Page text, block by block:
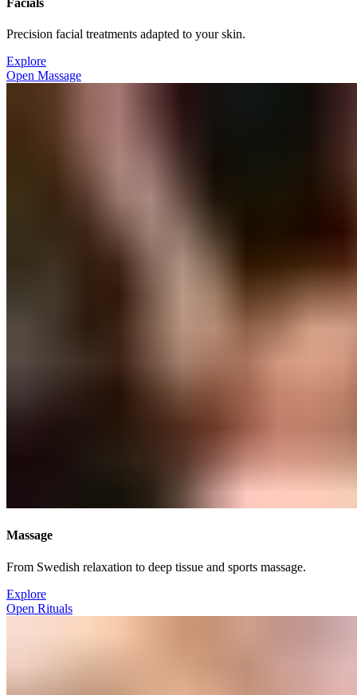
Precision facial treatments adapted to your skin.​​​​‌ ‍ ​‍​‍‌‍ ‌ ​‍‌‍‍‌‌‍‌ ‌‍‍‌‌‍ ‍​‍​‍​ ‍‍​‍​‍‌ ​ ‌‍​‌‌‍ ‍‌‍‍‌‌ ‌​‌ ‍‌​‍ ‍‌‍‍‌‌‍ ​‍​‍​‍ ​​‍​‍‌‍‍​‌ ​‍‌‍‌‌‌‍‌‍​‍​‍​ ‍‍​‍​‍‌‍‍​‌ ‌​‌ ‌​‌ ​​‌ ​ ​ ‍‍​‍ ​‍ ‌‍ ​​‍ ‌‌‍​‌‌‍ ‍‌‍‌​​‍ ‌‌ ​‍​‍ ‌‌‍‍​‌‍ ‌ ‌​‌‍‌‌‌‍ ​‌ ​ ​‍ ‌‌ ​ ‌ ‌​‌ ‌‌‌‍‌​‌‍‍‌‌‍ ​‍ ‍‌ ‌‍‌‍‌‌‌ ​‍‌‍​ ‌‍‌‌‌‍ ​​‍ ‍‌‍​‌‌ ​​‌ ​​​‍ ‌‍‍‌‌‍ ‍‌ ‌​‌‍‌‌‌‍ ‍‌ ‌​​‍ ‌‍‌‌‌‍‌​‌‍‍‌‌ ‌​​‍ ‌‍ ‌‌‍ ‌‍‌​‌‍‌‌​ ‌‌ ​​‌ ​‍‌‍‌‌‌ ​ ‌‍‌‌‌‍ ‍‌ ‌​‌‍​‌‌ ‌​‌‍‍‌‌‍ ‌‍ ‍​ ‍ ‌‍‍‌‌‍‌​​ ‌​ ​​​ ‌​​ ‌ ‌‍​‍​ ‌‍​ ​‍‌‍​‍​ ​‍​‍ ‌​ ​ ​ ​‍​ ‌‍​ ‌​​‍ ‌​ ‌​​ ​​​ ‍​‌‍‌​​‍ ‌‌‍​‍​ ‌ ‌‍​‍‌‍​ ​‍ ‌‌‍​ ​ ‌​‌‍​‌‌‍​‍‌‍‌‌​ ‌‌​ ‍‌​ ‌ ​ ‍‌​ ‍​‌‍‌‍​ ‍​​ ‍ ‌ ‌​‌ ‍‌‌ ​​‌‍‌‌​ ‌‌‍‍​‌‍ ‌ ‌​‌‍‌‌‌‍ ​‌‌​ ‌‍‍‌‌ ‌​‌‍‌‌‌‌​​‌‍​‌‌‍‌ ‌‍‌‌​ ‍ ‌ ​​‌‍​‌‌ ‌​‌‍‍​​ ‌‌ ​​‌‍​‌‌‍‌ ‌‍‌‌‌​​‍‌ ‌‌‌‍‍‌‌‍ ​‌‍‌​‌‍‌‌‌ ​‍​‍‌‌​ ‌‌‌​​‍‌‌ ‌‍‍ ‌‍‌‌‌ ‍‌​‍‌‌​ ​ ‌​‌​​‍‌‌​ ​ ‌​‌​​‍‌‌​ ​‍​ ​‍​ ‌‍​ ‌​‌‍‌​​ ​‍‌‍‌‍​ ‍​​ ​ ​ ‌‌‌‍‌‍‌‍‌‍‌‍‌‌​ ‌​​‍‌‌​ ​‍​ ​‍​‍‌‌​ ‌‌‌​‌​​‍ ‍‌‍​ ‌‍ ‌‍ ‍‌ ‌​‌‍‌‌‌‍ ‍‌ ‌​​‍‌‌​ ‌‌‌​​‍‌‌ ‌‍‍ ‌‍‌‌‌ ‍‌​‍‌‌​ ​ ‌​‌​​‍‌‌​ ​ ‌​‌​​‍‌‌​ ​‍​ ​‍‌‍‌‌​ ‍‌‌‍‌‍​ ‍‌​ ‍​‌‍‌‍​ ​‌​ ​ ​ ‌ ​ ‌ ‌‍‌‍‌‍​ ​‍‌‌​ ​‍​ ​‍​‍‌‌​ ‌‌‌​‌​​‍ ‍‌‍‌‌‌ ‍​‌‍​ ‌‍‌‌‌ ​‍‌ ​​‌ ‌​​ ‌‍​‍‌‍​‌‌ ​ ‌‍‌‌‌‌‌‌‌ ​‍‌‍ ​​ ‌‌‍‍​‌ ‌​‌ ‌​‌ ​​‌ ​ ​‍‌‌​ ​ ‌​​‌​‍‌‌​ ​‍‌​‌‍​‍‌‌​ ​‍‌​‌‍‌‍ ​​‍ ‌‌‍​‌‌‍ ‍‌‍‌​​‍ ‌‌ ​‍​‍ ‌‌‍‍​‌‍ ‌ ‌​‌‍‌‌‌‍ ​‌ ​ ​‍ ‌‌ ​ ‌ ‌​‌ ‌‌‌‍‌​‌‍‍‌‌‍ ​‍ ‍‌ ‌‍‌‍‌‌‌ ​‍‌‍​ ‌‍‌‌‌‍ ​​‍ ‍‌‍​‌‌ ​​‌ ​​​‍‌‍‌‍‍‌‌‍‌​​ ‌​ ​​​ ‌​​ ‌ ‌‍​‍​ ‌‍​ ​‍‌‍​‍​ ​‍​‍ ‌​ ​ ​ ​‍​ ‌‍​ ‌​​‍ ‌​ ‌​​ ​​​ ‍​‌‍‌​​‍ ‌‌‍​‍​ ‌ ‌‍​‍‌‍​ ​‍ ‌‌‍​ ​ ‌​‌‍​‌‌‍​‍‌‍‌‌​ ‌‌​ ‍‌​ ‌ ​ ‍‌​ ‍​‌‍‌‍​ ‍​​‍‌‍‌ ‌​‌ ‍‌‌ ​​‌‍‌‌​ ‌‌‍‍​‌‍ ‌ ‌​‌‍‌‌‌‍ ​‌‌​ ‌‍‍‌‌ ‌​‌‍‌‌‌‌​​‌‍​‌‌‍‌ ‌‍‌‌​‍‌‍‌ ​​‌‍​‌‌ ‌​‌‍‍​​ ‌‌ ​​‌‍​‌‌‍‌ ‌‍‌‌‌​​‍‌ ‌‌‌‍‍‌‌‍ ​‌‍‌​‌‍‌‌‌ ​‍​‍‌‌​ ‌‌‌​​‍‌‌ ‌‍‍ ‌‍‌‌‌ ‍‌​‍‌‌​ ​ ‌​‌​​‍‌‌​ ​ ‌​‌​​‍‌‌​ ​‍​ ​‍​ ‌‍​ ‌​‌‍‌​​ ​‍‌‍‌‍​ ‍​​ ​ ​ ‌‌‌‍‌‍‌‍‌‍‌‍‌‌​ ‌​​‍‌‌​ ​‍​ ​‍​‍‌‌​ ‌‌‌​‌​​‍ ‍‌‍​ ‌‍ ‌‍ ‍‌ ‌​‌‍‌‌‌‍ ‍‌ ‌​​‍‌‌​ ‌‌‌​​‍‌‌ ‌‍‍ ‌‍‌‌‌ ‍‌​‍‌‌​ ​ ‌​‌​​‍‌‌​ ​ ‌​‌​​‍‌‌​ ​‍​ ​‍‌‍‌‌​ ‍‌‌‍‌‍​ ‍‌​ ‍​‌‍‌‍​ ​‌​ ​ ​ ‌ ​ ‌ ‌‍‌‍‌‍​ ​‍‌‌​ ​‍​ ​‍​‍‌‌​ ‌‌‌​‌​​‍ ‍‌‍‌‌‌ ‍​‌‍​ ‌‍‌‌‌ ​‍‌ ​​‌ ‌​​‍‌‍‌ ​​‌‍‌‌‌ ​‍‌ ​ ‌ ​​‌‍‌‌‌‍​ ‌ ‌​‌‍‍‌‌ ‌‍‌‍‌‌​ ‌‌ ​​‌ ‌‌‌‍​‍‌‍ ​‌‍‍‌‌ ​ ‌‍‍​‌‍‌‌‌‍‌​​‍​‍‌ ‌
Explore​​​​‌ ‍ ​‍​‍‌‍ ‌ ​‍‌‍‍‌‌‍‌ ‌‍‍‌‌‍ ‍​‍​‍​ ‍‍​‍​‍‌ ​ ‌‍​‌‌‍ ‍‌‍‍‌‌ ‌​‌ ‍‌​‍ ‍‌‍‍‌‌‍ ​‍​‍​‍ ​​‍​‍‌‍‍​‌ ​‍‌‍‌‌‌‍‌‍​‍​‍​ ‍‍​‍​‍‌‍‍​‌ ‌​‌ ‌​‌ ​​‌ ​ ​ ‍‍​‍ ​‍ ‌‍ ​​‍ ‌‌‍​‌‌‍ ‍‌‍‌​​‍ ‌‌ ​‍​‍ ‌‌‍‍​‌‍ ‌ ‌​‌‍‌‌‌‍ ​‌ ​ ​‍ ‌‌ ​ ‌ ‌​‌ ‌‌‌‍‌​‌‍‍‌‌‍ ​‍ ‍‌ ‌‍‌‍‌‌‌ ​‍‌‍​ ‌‍‌‌‌‍ ​​‍ ‍‌‍​‌‌ ​​‌ ​​​‍ ‌‍‍‌‌‍ ‍‌ ‌​‌‍‌‌‌‍ ‍‌ ‌​​‍ ‌‍‌‌‌‍‌​‌‍‍‌‌ ‌​​‍ ‌‍ ‌‌‍ ‌‍‌​‌‍‌‌​ ‌‌ ​​‌ ​‍‌‍‌‌‌ ​ ‌‍‌‌‌‍ ‍‌ ‌​‌‍​‌‌ ‌​‌‍‍‌‌‍ ‌‍ ‍​ ‍ ‌‍‍‌‌‍‌​​ ‌​ ​​​ ‌​​ ‌ ‌‍​‍​ ‌‍​ ​‍‌‍​‍​ ​‍​‍ ‌​ ​ ​ ​‍​ ‌‍​ ‌​​‍ ‌​ ‌​​ ​​​ ‍​‌‍‌​​‍ ‌‌‍​‍​ ‌ ‌‍​‍‌‍​ ​‍ ‌‌‍​ ​ ‌​‌‍​‌‌‍​‍‌‍‌‌​ ‌‌​ ‍‌​ ‌ ​ ‍‌​ ‍​‌‍‌‍​ ‍​​ ‍ ‌ ‌​‌ ‍‌‌ ​​‌‍‌‌​ ‌‌‍‍​‌‍ ‌ ‌​‌‍‌‌‌‍ ​‌‌​ ‌‍‍‌‌ ‌​‌‍‌‌‌‌​​‌‍​‌‌‍‌ ‌‍‌‌​ ‍ ‌ ​​‌‍​‌‌ ‌​‌‍‍​​ ‌‌ ​​‌‍​‌‌‍‌ ‌‍‌‌‌​​‍‌ ‌‌‌‍‍‌‌‍ ​‌‍‌​‌‍‌‌‌ ​‍​‍‌‌​ ‌‌‌​​‍‌‌ ‌‍‍ ‌‍‌‌‌ ‍‌​‍‌‌​ ​ ‌​‌​​‍‌‌​ ​ ‌​‌​​‍‌‌​ ​‍​ ​‍​ ‌‍​ ‌​‌‍‌​​ ​‍‌‍‌‍​ ‍​​ ​ ​ ‌‌‌‍‌‍‌‍‌‍‌‍‌‌​ ‌​​‍‌‌​ ​‍​ ​‍​‍‌‌​ ‌‌‌​‌​​‍ ‍‌‍​ ‌‍ ‌‍ ‍‌ ‌​‌‍‌‌‌‍ ‍‌ ‌​​‍‌‌​ ‌‌‌​​‍‌‌ ‌‍‍ ‌‍‌‌‌ ‍‌​‍‌‌​ ​ ‌​‌​​‍‌‌​ ​ ‌​‌​​‍‌‌​ ​‍​ ​‍‌‍‌‌​ ‍‌‌‍‌‍​ ‍‌​ ‍​‌‍‌‍​ ​‌​ ​ ​ ‌ ​ ‌ ‌‍‌‍‌‍​ ​‍‌‌​ ​‍​ ​‍​‍‌‌​ ‌‌‌​‌​​‍ ‍‌ ​​‌ ​‍‌‍‍‌‌‍ ‌‌‍​‌‌ ​‍‌ ‍‌‌​​ ‌ ‌​‌‍​‌​‍ ‍‌‍ ​‌‍​‌‌‍​‍‌‍‌‌‌‍ ​​ ‌‍​‍‌‍​‌‌ ​ ‌‍‌‌‌‌‌‌‌ ​‍‌‍ ​​ ‌‌‍‍​‌ ‌​‌ ‌​‌ ​​‌ ​ ​‍‌‌​ ​ ‌​​‌​‍‌‌​ ​‍‌​‌‍​‍‌‌​ ​‍‌​‌‍‌‍ ​​‍ ‌‌‍​‌‌‍ ‍‌‍‌​​‍ ‌‌ ​‍​‍ ‌‌‍‍​‌‍ ‌ ‌​‌‍‌‌‌‍ ​‌ ​ ​‍ ‌‌ ​ ‌ ‌​‌ ‌‌‌‍‌​‌‍‍‌‌‍ ​‍ ‍‌ ‌‍‌‍‌‌‌ ​‍‌‍​ ‌‍‌‌‌‍ ​​‍ ‍‌‍​‌‌ ​​‌ ​​​‍‌‍‌‍‍‌‌‍‌​​ ‌​ ​​​ ‌​​ ‌ ‌‍​‍​ ‌‍​ ​‍‌‍​‍​ ​‍​‍ ‌​ ​ ​ ​‍​ ‌‍​ ‌​​‍ ‌​ ‌​​ ​​​ ‍​‌‍‌​​‍ ‌‌‍​‍​ ‌ ‌‍​‍‌‍​ ​‍ ‌‌‍​ ​ ‌​‌‍​‌‌‍​‍‌‍‌‌​ ‌‌​ ‍‌​ ‌ ​ ‍‌​ ‍​‌‍‌‍​ ‍​​‍‌‍‌ ‌​‌ ‍‌‌ ​​‌‍‌‌​ ‌‌‍‍​‌‍ ‌ ‌​‌‍‌‌‌‍ ​‌‌​ ‌‍‍‌‌ ‌​‌‍‌‌‌‌​​‌‍​‌‌‍‌ ‌‍‌‌​‍‌‍‌ ​​‌‍​‌‌ ‌​‌‍‍​​ ‌‌ ​​‌‍​‌‌‍‌ ‌‍‌‌‌​​‍‌ ‌‌‌‍‍‌‌‍ ​‌‍‌​‌‍‌‌‌ ​‍​‍‌‌​ ‌‌‌​​‍‌‌ ‌‍‍ ‌‍‌‌‌ ‍‌​‍‌‌​ ​ ‌​‌​​‍‌‌​ ​ ‌​‌​​‍‌‌​ ​‍​ ​‍​ ‌‍​ ‌​‌‍‌​​ ​‍‌‍‌‍​ ‍​​ ​ ​ ‌‌‌‍‌‍‌‍‌‍‌‍‌‌​ ‌​​‍‌‌​ ​‍​ ​‍​‍‌‌​ ‌‌‌​‌​​‍ ‍‌‍​ ‌‍ ‌‍ ‍‌ ‌​‌‍‌‌‌‍ ‍‌ ‌​​‍‌‌​ ‌‌‌​​‍‌‌ ‌‍‍ ‌‍‌‌‌ ‍‌​‍‌‌​ ​ ‌​‌​​‍‌‌​ ​ ‌​‌​​‍‌‌​ ​‍​ ​‍‌‍‌‌​ ‍‌‌‍‌‍​ ‍‌​ ‍​‌‍‌‍​ ​‌​ ​ ​ ‌ ​ ‌ ‌‍‌‍‌‍​ ​‍‌‌​ ​‍​ ​‍​‍‌‌​ ‌‌‌​‌​​‍ ‍‌ ​​‌ ​‍‌‍‍‌‌‍ ‌‌‍​‌‌ ​‍‌ ‍‌‌​​ ‌ ‌​‌‍​‌​‍ ‍‌‍ ​‌‍​‌‌‍​‍‌‍‌‌‌‍ ​​‍‌‍‌ ​​‌‍‌‌‌ ​‍‌ ​ ‌ ​​‌‍‌‌‌‍​ ‌ ‌​‌‍‍‌‌ ‌‍‌‍‌‌​ ‌‌ ​​‌ ‌‌‌‍​‍‌‍ ​‌‍‍‌‌ ​ ‌‍‍​‌‍‌‌‌‍‌​​‍​‍‌ ‌
Open Massage​​​​‌ ‍ ​‍​‍‌‍ ‌ ​‍‌‍‍‌‌‍‌ ‌‍‍‌‌‍ ‍​‍​‍​ ‍‍​‍​‍‌ ​ ‌‍​‌‌‍ ‍‌‍‍‌‌ ‌​‌ ‍‌​‍ ‍‌‍‍‌‌‍ ​‍​‍​‍ ​​‍​‍‌‍‍​‌ ​‍‌‍‌‌‌‍‌‍​‍​‍​ ‍‍​‍​‍‌‍‍​‌ ‌​‌ ‌​‌ ​​‌ ​ ​ ‍‍​‍ ​‍ ‌‍ ​​‍ ‌‌‍​‌‌‍ ‍‌‍‌​​‍ ‌‌ ​‍​‍ ‌‌‍‍​‌‍ ‌ ‌​‌‍‌‌‌‍ ​‌ ​ ​‍ ‌‌ ​ ‌ ‌​‌ ‌‌‌‍‌​‌‍‍‌‌‍ ​‍ ‍‌ ‌‍‌‍‌‌‌ ​‍‌‍​ ‌‍‌‌‌‍ ​​‍ ‍‌‍​‌‌ ​​‌ ​​​‍ ‌‍‍‌‌‍ ‍‌ ‌​‌‍‌‌‌‍ ‍‌ ‌​​‍ ‌‍‌‌‌‍‌​‌‍‍‌‌ ‌​​‍ ‌‍ ‌‌‍ ‌‍‌​‌‍‌‌​ ‌‌ ​​‌ ​‍‌‍‌‌‌ ​ ‌‍‌‌‌‍ ‍‌ ‌​‌‍​‌‌ ‌​‌‍‍‌‌‍ ‌‍ ‍​ ‍ ‌‍‍‌‌‍‌​​ ‌​ ​​​ ‌​​ ‌ ‌‍​‍​ ‌‍​ ​‍‌‍​‍​ ​‍​‍ ‌​ ​ ​ ​‍​ ‌‍​ ‌​​‍ ‌​ ‌​​ ​​​ ‍​‌‍‌​​‍ ‌‌‍​‍​ ‌ ‌‍​‍‌‍​ ​‍ ‌‌‍​ ​ ‌​‌‍​‌‌‍​‍‌‍‌‌​ ‌‌​ ‍‌​ ‌ ​ ‍‌​ ‍​‌‍‌‍​ ‍​​ ‍ ‌ ‌​‌ ‍‌‌ ​​‌‍‌‌​ ‌‌‍‍​‌‍ ‌ ‌​‌‍‌‌‌‍ ​‌‌​ ‌‍‍‌‌ ‌​‌‍‌‌‌‌​​‌‍​‌‌‍‌ ‌‍‌‌​ ‍ ‌ ​​‌‍​‌‌ ‌​‌‍‍​​ ‌‌ ​​‌‍​‌‌‍‌ ‌‍‌‌‌​​‍‌ ‌‌‌‍‍‌‌‍ ​‌‍‌​‌‍‌‌‌ ​‍​‍‌‌​ ‌‌‌​​‍‌‌ ‌‍‍ ‌‍‌‌‌ ‍‌​‍‌‌​ ​ ‌​‌​​‍‌‌​ ​ ‌​‌​​‍‌‌​ ​‍​ ​‍​ ‌‍​ ‌​‌‍‌​​ ​‍‌‍‌‍​ ‍​​ ​ ​ ‌‌‌‍‌‍‌‍‌‍‌‍‌‌​ ‌​​‍‌‌​ ​‍​ ​‍​‍‌‌​ ‌‌‌​‌​​‍ ‍‌‍​ ‌‍ ‌‍ ‍‌ ‌​‌‍‌‌‌‍ ‍‌ ‌​​‍‌‌​ ‌‌‌​​‍‌‌ ‌‍‍ ‌‍‌‌‌ ‍‌​‍‌‌​ ​ ‌​‌​​‍‌‌​ ​ ‌​‌​​‍‌‌​ ​‍​ ​‍​ ​ ‌‍‌​‌‍​‌​ ​ ​ ‍​​ ​​‌‍​‌‌‍​‍​ ‌‍​ ​​‌‍‌‌​ ‌ ​‍‌‌​ ​‍​ ​‍​‍‌‌​ ‌‌‌​‌​​‍ ‍‌ ‌​‌‍‍‌‌ ‌​‌‍ ​‌‍‌‌​ ‌‍​‍‌‍​‌‌ ​ ‌‍‌‌‌‌‌‌‌ ​‍‌‍ ​​ ‌‌‍‍​‌ ‌​‌ ‌​‌ ​​‌ ​ ​‍‌‌​ ​ ‌​​‌​‍‌‌​ ​‍‌​‌‍​‍‌‌​ ​‍‌​‌‍‌‍ ​​‍ ‌‌‍​‌‌‍ ‍‌‍‌​​‍ ‌‌ ​‍​‍ ‌‌‍‍​‌‍ ‌ ‌​‌‍‌‌‌‍ ​‌ ​ ​‍ ‌‌ ​ ‌ ‌​‌ ‌‌‌‍‌​‌‍‍‌‌‍ ​‍ ‍‌ ‌‍‌‍‌‌‌ ​‍‌‍​ ‌‍‌‌‌‍ ​​‍ ‍‌‍​‌‌ ​​‌ ​​​‍‌‍‌‍‍‌‌‍‌​​ ‌​ ​​​ ‌​​ ‌ ‌‍​‍​ ‌‍​ ​‍‌‍​‍​ ​‍​‍ ‌​ ​ ​ ​‍​ ‌‍​ ‌​​‍ ‌​ ‌​​ ​​​ ‍​‌‍‌​​‍ ‌‌‍​‍​ ‌ ‌‍​‍‌‍​ ​‍ ‌‌‍​ ​ ‌​‌‍​‌‌‍​‍‌‍‌‌​ ‌‌​ ‍‌​ ‌ ​ ‍‌​ ‍​‌‍‌‍​ ‍​​‍‌‍‌ ‌​‌ ‍‌‌ ​​‌‍‌‌​ ‌‌‍‍​‌‍ ‌ ‌​‌‍‌‌‌‍ ​‌‌​ ‌‍‍‌‌ ‌​‌‍‌‌‌‌​​‌‍​‌‌‍‌ ‌‍‌‌​‍‌‍‌ ​​‌‍​‌‌ ‌​‌‍‍​​ ‌‌ ​​‌‍​‌‌‍‌ ‌‍‌‌‌​​‍‌ ‌‌‌‍‍‌‌‍ ​‌‍‌​‌‍‌‌‌ ​‍​‍‌‌​ ‌‌‌​​‍‌‌ ‌‍‍ ‌‍‌‌‌ ‍‌​‍‌‌​ ​ ‌​‌​​‍‌‌​ ​ ‌​‌​​‍‌‌​ ​‍​ ​‍​ ‌‍​ ‌​‌‍‌​​ ​‍‌‍‌‍​ ‍​​ ​ ​ ‌‌‌‍‌‍‌‍‌‍‌‍‌‌​ ‌​​‍‌‌​ ​‍​ ​‍​‍‌‌​ ‌‌‌​‌​​‍ ‍‌‍​ ‌‍ ‌‍ ‍‌ ‌​‌‍‌‌‌‍ ‍‌ ‌​​‍‌‌​ ‌‌‌​​‍‌‌ ‌‍‍ ‌‍‌‌‌ ‍‌​‍‌‌​ ​ ‌​‌​​‍‌‌​ ​ ‌​‌​​‍‌‌​ ​‍​ ​‍​ ​ ‌‍‌​‌‍​‌​ ​ ​ ‍​​ ​​‌‍​‌‌‍​‍​ ‌‍​ ​​‌‍‌‌​ ‌ ​‍‌‌​ ​‍​ ​‍​‍‌‌​ ‌‌‌​‌​​‍ ‍‌ ‌​‌‍‍‌‌ ‌​‌‍ ​‌‍‌‌​‍‌‍‌ ​​‌‍‌‌‌ ​‍‌ ​ ‌ ​​‌‍‌‌‌‍​ ‌ ‌​‌‍‍‌‌ ‌‍‌‍‌‌​ ‌‌ ​​‌ ‌‌‌‍​‍‌‍ ​‌‍‍‌‌ ​ ‌‍‍​‌‍‌‌‌‍‌​​‍​‍‌ ‌
Massage​​​​‌ ‍ ​‍​‍‌‍ ‌ ​‍‌‍‍‌‌‍‌ ‌‍‍‌‌‍ ‍​‍​‍​ ‍‍​‍​‍‌ ​ ‌‍​‌‌‍ ‍‌‍‍‌‌ ‌​‌ ‍‌​‍ ‍‌‍‍‌‌‍ ​‍​‍​‍ ​​‍​‍‌‍‍​‌ ​‍‌‍‌‌‌‍‌‍​‍​‍​ ‍‍​‍​‍‌‍‍​‌ ‌​‌ ‌​‌ ​​‌ ​ ​ ‍‍​‍ ​‍ ‌‍ ​​‍ ‌‌‍​‌‌‍ ‍‌‍‌​​‍ ‌‌ ​‍​‍ ‌‌‍‍​‌‍ ‌ ‌​‌‍‌‌‌‍ ​‌ ​ ​‍ ‌‌ ​ ‌ ‌​‌ ‌‌‌‍‌​‌‍‍‌‌‍ ​‍ ‍‌ ‌‍‌‍‌‌‌ ​‍‌‍​ ‌‍‌‌‌‍ ​​‍ ‍‌‍​‌‌ ​​‌ ​​​‍ ‌‍‍‌‌‍ ‍‌ ‌​‌‍‌‌‌‍ ‍‌ ‌​​‍ ‌‍‌‌‌‍‌​‌‍‍‌‌ ‌​​‍ ‌‍ ‌‌‍ ‌‍‌​‌‍‌‌​ ‌‌ ​​‌ ​‍‌‍‌‌‌ ​ ‌‍‌‌‌‍ ‍‌ ‌​‌‍​‌‌ ‌​‌‍‍‌‌‍ ‌‍ ‍​ ‍ ‌‍‍‌‌‍‌​​ ‌​ ​​​ ‌​​ ‌ ‌‍​‍​ ‌‍​ ​‍‌‍​‍​ ​‍​‍ ‌​ ​ ​ ​‍​ ‌‍​ ‌​​‍ ‌​ ‌​​ ​​​ ‍​‌‍‌​​‍ ‌‌‍​‍​ ‌ ‌‍​‍‌‍​ ​‍ ‌‌‍​ ​ ‌​‌‍​‌‌‍​‍‌‍‌‌​ ‌‌​ ‍‌​ ‌ ​ ‍‌​ ‍​‌‍‌‍​ ‍​​ ‍ ‌ ‌​‌ ‍‌‌ ​​‌‍‌‌​ ‌‌‍‍​‌‍ ‌ ‌​‌‍‌‌‌‍ ​‌‌​ ‌‍‍‌‌ ‌​‌‍‌‌‌‌​​‌‍​‌‌‍‌ ‌‍‌‌​ ‍ ‌ ​​‌‍​‌‌ ‌​‌‍‍​​ ‌‌ ​​‌‍​‌‌‍‌ ‌‍‌‌‌​​‍‌ ‌‌‌‍‍‌‌‍ ​‌‍‌​‌‍‌‌‌ ​‍​‍‌‌​ ‌‌‌​​‍‌‌ ‌‍‍ ‌‍‌‌‌ ‍‌​‍‌‌​ ​ ‌​‌​​‍‌‌​ ​ ‌​‌​​‍‌‌​ ​‍​ ​‍​ ‌‍​ ‌​‌‍‌​​ ​‍‌‍‌‍​ ‍​​ ​ ​ ‌‌‌‍‌‍‌‍‌‍‌‍‌‌​ ‌​​‍‌‌​ ​‍​ ​‍​‍‌‌​ ‌‌‌​‌​​‍ ‍‌‍​ ‌‍ ‌‍ ‍‌ ‌​‌‍‌‌‌‍ ‍‌ ‌​​‍‌‌​ ‌‌‌​​‍‌‌ ‌‍‍ ‌‍‌‌‌ ‍‌​‍‌‌​ ​ ‌​‌​​‍‌‌​ ​ ‌​‌​​‍‌‌​ ​‍​ ​‍​ ​ ‌‍‌​‌‍​‌​ ​ ​ ‍​​ ​​‌‍​‌‌‍​‍​ ‌‍​ ​​‌‍‌‌​ ‌ ​‍‌‌​ ​‍​ ​‍​‍‌‌​ ‌‌‌​‌​​‍ ‍‌ ‌​‌‍‍‌‌ ‌​‌‍ ​‌‍‌‌​ ‌‍​‍‌‍​‌‌ ​ ‌‍‌‌‌‌‌‌‌ ​‍‌‍ ​​ ‌‌‍‍​‌ ‌​‌ ‌​‌ ​​‌ ​ ​‍‌‌​ ​ ‌​​‌​‍‌‌​ ​‍‌​‌‍​‍‌‌​ ​‍‌​‌‍‌‍ ​​‍ ‌‌‍​‌‌‍ ‍‌‍‌​​‍ ‌‌ ​‍​‍ ‌‌‍‍​‌‍ ‌ ‌​‌‍‌‌‌‍ ​‌ ​ ​‍ ‌‌ ​ ‌ ‌​‌ ‌‌‌‍‌​‌‍‍‌‌‍ ​‍ ‍‌ ‌‍‌‍‌‌‌ ​‍‌‍​ ‌‍‌‌‌‍ ​​‍ ‍‌‍​‌‌ ​​‌ ​​​‍‌‍‌‍‍‌‌‍‌​​ ‌​ ​​​ ‌​​ ‌ ‌‍​‍​ ‌‍​ ​‍‌‍​‍​ ​‍​‍ ‌​ ​ ​ ​‍​ ‌‍​ ‌​​‍ ‌​ ‌​​ ​​​ ‍​‌‍‌​​‍ ‌‌‍​‍​ ‌ ‌‍​‍‌‍​ ​‍ ‌‌‍​ ​ ‌​‌‍​‌‌‍​‍‌‍‌‌​ ‌‌​ ‍‌​ ‌ ​ ‍‌​ ‍​‌‍‌‍​ ‍​​‍‌‍‌ ‌​‌ ‍‌‌ ​​‌‍‌‌​ ‌‌‍‍​‌‍ ‌ ‌​‌‍‌‌‌‍ ​‌‌​ ‌‍‍‌‌ ‌​‌‍‌‌‌‌​​‌‍​‌‌‍‌ ‌‍‌‌​‍‌‍‌ ​​‌‍​‌‌ ‌​‌‍‍​​ ‌‌ ​​‌‍​‌‌‍‌ ‌‍‌‌‌​​‍‌ ‌‌‌‍‍‌‌‍ ​‌‍‌​‌‍‌‌‌ ​‍​‍‌‌​ ‌‌‌​​‍‌‌ ‌‍‍ ‌‍‌‌‌ ‍‌​‍‌‌​ ​ ‌​‌​​‍‌‌​ ​ ‌​‌​​‍‌‌​ ​‍​ ​‍​ ‌‍​ ‌​‌‍‌​​ ​‍‌‍‌‍​ ‍​​ ​ ​ ‌‌‌‍‌‍‌‍‌‍‌‍‌‌​ ‌​​‍‌‌​ ​‍​ ​‍​‍‌‌​ ‌‌‌​‌​​‍ ‍‌‍​ ‌‍ ‌‍ ‍‌ ‌​‌‍‌‌‌‍ ‍‌ ‌​​‍‌‌​ ‌‌‌​​‍‌‌ ‌‍‍ ‌‍‌‌‌ ‍‌​‍‌‌​ ​ ‌​‌​​‍‌‌​ ​ ‌​‌​​‍‌‌​ ​‍​ ​‍​ ​ ‌‍‌​‌‍​‌​ ​ ​ ‍​​ ​​‌‍​‌‌‍​‍​ ‌‍​ ​​‌‍‌‌​ ‌ ​‍‌‌​ ​‍​ ​‍​‍‌‌​ ‌‌‌​‌​​‍ ‍‌ ‌​‌‍‍‌‌ ‌​‌‍ ​‌‍‌‌​‍‌‍‌ ​​‌‍‌‌‌ ​‍‌ ​ ‌ ​​‌‍‌‌‌‍​ ‌ ‌​‌‍‍‌‌ ‌‍‌‍‌‌​ ‌‌ ​​‌ ‌‌‌‍​‍‌‍ ​‌‍‍‌‌ ​ ‌‍‍​‌‍‌‌‌‍‌​​‍​‍‌ ‌
From Swedish relaxation to deep tissue and sports massage.​​​​‌ ‍ ​‍​‍‌‍ ‌ ​‍‌‍‍‌‌‍‌ ‌‍‍‌‌‍ ‍​‍​‍​ ‍‍​‍​‍‌ ​ ‌‍​‌‌‍ ‍‌‍‍‌‌ ‌​‌ ‍‌​‍ ‍‌‍‍‌‌‍ ​‍​‍​‍ ​​‍​‍‌‍‍​‌ ​‍‌‍‌‌‌‍‌‍​‍​‍​ ‍‍​‍​‍‌‍‍​‌ ‌​‌ ‌​‌ ​​‌ ​ ​ ‍‍​‍ ​‍ ‌‍ ​​‍ ‌‌‍​‌‌‍ ‍‌‍‌​​‍ ‌‌ ​‍​‍ ‌‌‍‍​‌‍ ‌ ‌​‌‍‌‌‌‍ ​‌ ​ ​‍ ‌‌ ​ ‌ ‌​‌ ‌‌‌‍‌​‌‍‍‌‌‍ ​‍ ‍‌ ‌‍‌‍‌‌‌ ​‍‌‍​ ‌‍‌‌‌‍ ​​‍ ‍‌‍​‌‌ ​​‌ ​​​‍ ‌‍‍‌‌‍ ‍‌ ‌​‌‍‌‌‌‍ ‍‌ ‌​​‍ ‌‍‌‌‌‍‌​‌‍‍‌‌ ‌​​‍ ‌‍ ‌‌‍ ‌‍‌​‌‍‌‌​ ‌‌ ​​‌ ​‍‌‍‌‌‌ ​ ‌‍‌‌‌‍ ‍‌ ‌​‌‍​‌‌ ‌​‌‍‍‌‌‍ ‌‍ ‍​ ‍ ‌‍‍‌‌‍‌​​ ‌​ ​​​ ‌​​ ‌ ‌‍​‍​ ‌‍​ ​‍‌‍​‍​ ​‍​‍ ‌​ ​ ​ ​‍​ ‌‍​ ‌​​‍ ‌​ ‌​​ ​​​ ‍​‌‍‌​​‍ ‌‌‍​‍​ ‌ ‌‍​‍‌‍​ ​‍ ‌‌‍​ ​ ‌​‌‍​‌‌‍​‍‌‍‌‌​ ‌‌​ ‍‌​ ‌ ​ ‍‌​ ‍​‌‍‌‍​ ‍​​ ‍ ‌ ‌​‌ ‍‌‌ ​​‌‍‌‌​ ‌‌‍‍​‌‍ ‌ ‌​‌‍‌‌‌‍ ​‌‌​ ‌‍‍‌‌ ‌​‌‍‌‌‌‌​​‌‍​‌‌‍‌ ‌‍‌‌​ ‍ ‌ ​​‌‍​‌‌ ‌​‌‍‍​​ ‌‌ ​​‌‍​‌‌‍‌ ‌‍‌‌‌​​‍‌ ‌‌‌‍‍‌‌‍ ​‌‍‌​‌‍‌‌‌ ​‍​‍‌‌​ ‌‌‌​​‍‌‌ ‌‍‍ ‌‍‌‌‌ ‍‌​‍‌‌​ ​ ‌​‌​​‍‌‌​ ​ ‌​‌​​‍‌‌​ ​‍​ ​‍​ ‌‍​ ‌​‌‍‌​​ ​‍‌‍‌‍​ ‍​​ ​ ​ ‌‌‌‍‌‍‌‍‌‍‌‍‌‌​ ‌​​‍‌‌​ ​‍​ ​‍​‍‌‌​ ‌‌‌​‌​​‍ ‍‌‍​ ‌‍ ‌‍ ‍‌ ‌​‌‍‌‌‌‍ ‍‌ ‌​​‍‌‌​ ‌‌‌​​‍‌‌ ‌‍‍ ‌‍‌‌‌ ‍‌​‍‌‌​ ​ ‌​‌​​‍‌‌​ ​ ‌​‌​​‍‌‌​ ​‍​ ​‍​ ​ ‌‍‌​‌‍​‌​ ​ ​ ‍​​ ​​‌‍​‌‌‍​‍​ ‌‍​ ​​‌‍‌‌​ ‌ ​‍‌‌​ ​‍​ ​‍​‍‌‌​ ‌‌‌​‌​​‍ ‍‌‍‌‌‌ ‍​‌‍​ ‌‍‌‌‌ ​‍‌ ​​‌ ‌​​ ‌‍​‍‌‍​‌‌ ​ ‌‍‌‌‌‌‌‌‌ ​‍‌‍ ​​ ‌‌‍‍​‌ ‌​‌ ‌​‌ ​​‌ ​ ​‍‌‌​ ​ ‌​​‌​‍‌‌​ ​‍‌​‌‍​‍‌‌​ ​‍‌​‌‍‌‍ ​​‍ ‌‌‍​‌‌‍ ‍‌‍‌​​‍ ‌‌ ​‍​‍ ‌‌‍‍​‌‍ ‌ ‌​‌‍‌‌‌‍ ​‌ ​ ​‍ ‌‌ ​ ‌ ‌​‌ ‌‌‌‍‌​‌‍‍‌‌‍ ​‍ ‍‌ ‌‍‌‍‌‌‌ ​‍‌‍​ ‌‍‌‌‌‍ ​​‍ ‍‌‍​‌‌ ​​‌ ​​​‍‌‍‌‍‍‌‌‍‌​​ ‌​ ​​​ ‌​​ ‌ ‌‍​‍​ ‌‍​ ​‍‌‍​‍​ ​‍​‍ ‌​ ​ ​ ​‍​ ‌‍​ ‌​​‍ ‌​ ‌​​ ​​​ ‍​‌‍‌​​‍ ‌‌‍​‍​ ‌ ‌‍​‍‌‍​ ​‍ ‌‌‍​ ​ ‌​‌‍​‌‌‍​‍‌‍‌‌​ ‌‌​ ‍‌​ ‌ ​ ‍‌​ ‍​‌‍‌‍​ ‍​​‍‌‍‌ ‌​‌ ‍‌‌ ​​‌‍‌‌​ ‌‌‍‍​‌‍ ‌ ‌​‌‍‌‌‌‍ ​‌‌​ ‌‍‍‌‌ ‌​‌‍‌‌‌‌​​‌‍​‌‌‍‌ ‌‍‌‌​‍‌‍‌ ​​‌‍​‌‌ ‌​‌‍‍​​ ‌‌ ​​‌‍​‌‌‍‌ ‌‍‌‌‌​​‍‌ ‌‌‌‍‍‌‌‍ ​‌‍‌​‌‍‌‌‌ ​‍​‍‌‌​ ‌‌‌​​‍‌‌ ‌‍‍ ‌‍‌‌‌ ‍‌​‍‌‌​ ​ ‌​‌​​‍‌‌​ ​ ‌​‌​​‍‌‌​ ​‍​ ​‍​ ‌‍​ ‌​‌‍‌​​ ​‍‌‍‌‍​ ‍​​ ​ ​ ‌‌‌‍‌‍‌‍‌‍‌‍‌‌​ ‌​​‍‌‌​ ​‍​ ​‍​‍‌‌​ ‌‌‌​‌​​‍ ‍‌‍​ ‌‍ ‌‍ ‍‌ ‌​‌‍‌‌‌‍ ‍‌ ‌​​‍‌‌​ ‌‌‌​​‍‌‌ ‌‍‍ ‌‍‌‌‌ ‍‌​‍‌‌​ ​ ‌​‌​​‍‌‌​ ​ ‌​‌​​‍‌‌​ ​‍​ ​‍​ ​ ‌‍‌​‌‍​‌​ ​ ​ ‍​​ ​​‌‍​‌‌‍​‍​ ‌‍​ ​​‌‍‌‌​ ‌ ​‍‌‌​ ​‍​ ​‍​‍‌‌​ ‌‌‌​‌​​‍ ‍‌‍‌‌‌ ‍​‌‍​ ‌‍‌‌‌ ​‍‌ ​​‌ ‌​​‍‌‍‌ ​​‌‍‌‌‌ ​‍‌ ​ ‌ ​​‌‍‌‌‌‍​ ‌ ‌​‌‍‍‌‌ ‌‍‌‍‌‌​ ‌‌ ​​‌ ‌‌‌‍​‍‌‍ ​‌‍‍‌‌ ​ ‌‍‍​‌‍‌‌‌‍‌​​‍​‍‌ ‌
Explore​​​​‌ ‍ ​‍​‍‌‍ ‌ ​‍‌‍‍‌‌‍‌ ‌‍‍‌‌‍ ‍​‍​‍​ ‍‍​‍​‍‌ ​ ‌‍​‌‌‍ ‍‌‍‍‌‌ ‌​‌ ‍‌​‍ ‍‌‍‍‌‌‍ ​‍​‍​‍ ​​‍​‍‌‍‍​‌ ​‍‌‍‌‌‌‍‌‍​‍​‍​ ‍‍​‍​‍‌‍‍​‌ ‌​‌ ‌​‌ ​​‌ ​ ​ ‍‍​‍ ​‍ ‌‍ ​​‍ ‌‌‍​‌‌‍ ‍‌‍‌​​‍ ‌‌ ​‍​‍ ‌‌‍‍​‌‍ ‌ ‌​‌‍‌‌‌‍ ​‌ ​ ​‍ ‌‌ ​ ‌ ‌​‌ ‌‌‌‍‌​‌‍‍‌‌‍ ​‍ ‍‌ ‌‍‌‍‌‌‌ ​‍‌‍​ ‌‍‌‌‌‍ ​​‍ ‍‌‍​‌‌ ​​‌ ​​​‍ ‌‍‍‌‌‍ ‍‌ ‌​‌‍‌‌‌‍ ‍‌ ‌​​‍ ‌‍‌‌‌‍‌​‌‍‍‌‌ ‌​​‍ ‌‍ ‌‌‍ ‌‍‌​‌‍‌‌​ ‌‌ ​​‌ ​‍‌‍‌‌‌ ​ ‌‍‌‌‌‍ ‍‌ ‌​‌‍​‌‌ ‌​‌‍‍‌‌‍ ‌‍ ‍​ ‍ ‌‍‍‌‌‍‌​​ ‌​ ​​​ ‌​​ ‌ ‌‍​‍​ ‌‍​ ​‍‌‍​‍​ ​‍​‍ ‌​ ​ ​ ​‍​ ‌‍​ ‌​​‍ ‌​ ‌​​ ​​​ ‍​‌‍‌​​‍ ‌‌‍​‍​ ‌ ‌‍​‍‌‍​ ​‍ ‌‌‍​ ​ ‌​‌‍​‌‌‍​‍‌‍‌‌​ ‌‌​ ‍‌​ ‌ ​ ‍‌​ ‍​‌‍‌‍​ ‍​​ ‍ ‌ ‌​‌ ‍‌‌ ​​‌‍‌‌​ ‌‌‍‍​‌‍ ‌ ‌​‌‍‌‌‌‍ ​‌‌​ ‌‍‍‌‌ ‌​‌‍‌‌‌‌​​‌‍​‌‌‍‌ ‌‍‌‌​ ‍ ‌ ​​‌‍​‌‌ ‌​‌‍‍​​ ‌‌ ​​‌‍​‌‌‍‌ ‌‍‌‌‌​​‍‌ ‌‌‌‍‍‌‌‍ ​‌‍‌​‌‍‌‌‌ ​‍​‍‌‌​ ‌‌‌​​‍‌‌ ‌‍‍ ‌‍‌‌‌ ‍‌​‍‌‌​ ​ ‌​‌​​‍‌‌​ ​ ‌​‌​​‍‌‌​ ​‍​ ​‍​ ‌‍​ ‌​‌‍‌​​ ​‍‌‍‌‍​ ‍​​ ​ ​ ‌‌‌‍‌‍‌‍‌‍‌‍‌‌​ ‌​​‍‌‌​ ​‍​ ​‍​‍‌‌​ ‌‌‌​‌​​‍ ‍‌‍​ ‌‍ ‌‍ ‍‌ ‌​‌‍‌‌‌‍ ‍‌ ‌​​‍‌‌​ ‌‌‌​​‍‌‌ ‌‍‍ ‌‍‌‌‌ ‍‌​‍‌‌​ ​ ‌​‌​​‍‌‌​ ​ ‌​‌​​‍‌‌​ ​‍​ ​‍​ ​ ‌‍‌​‌‍​‌​ ​ ​ ‍​​ ​​‌‍​‌‌‍​‍​ ‌‍​ ​​‌‍‌‌​ ‌ ​‍‌‌​ ​‍​ ​‍​‍‌‌​ ‌‌‌​‌​​‍ ‍‌ ​​‌ ​‍‌‍‍‌‌‍ ‌‌‍​‌‌ ​‍‌ ‍‌‌​​ ‌ ‌​‌‍​‌​‍ ‍‌‍ ​‌‍​‌‌‍​‍‌‍‌‌‌‍ ​​ ‌‍​‍‌‍​‌‌ ​ ‌‍‌‌‌‌‌‌‌ ​‍‌‍ ​​ ‌‌‍‍​‌ ‌​‌ ‌​‌ ​​‌ ​ ​‍‌‌​ ​ ‌​​‌​‍‌‌​ ​‍‌​‌‍​‍‌‌​ ​‍‌​‌‍‌‍ ​​‍ ‌‌‍​‌‌‍ ‍‌‍‌​​‍ ‌‌ ​‍​‍ ‌‌‍‍​‌‍ ‌ ‌​‌‍‌‌‌‍ ​‌ ​ ​‍ ‌‌ ​ ‌ ‌​‌ ‌‌‌‍‌​‌‍‍‌‌‍ ​‍ ‍‌ ‌‍‌‍‌‌‌ ​‍‌‍​ ‌‍‌‌‌‍ ​​‍ ‍‌‍​‌‌ ​​‌ ​​​‍‌‍‌‍‍‌‌‍‌​​ ‌​ ​​​ ‌​​ ‌ ‌‍​‍​ ‌‍​ ​‍‌‍​‍​ ​‍​‍ ‌​ ​ ​ ​‍​ ‌‍​ ‌​​‍ ‌​ ‌​​ ​​​ ‍​‌‍‌​​‍ ‌‌‍​‍​ ‌ ‌‍​‍‌‍​ ​‍ ‌‌‍​ ​ ‌​‌‍​‌‌‍​‍‌‍‌‌​ ‌‌​ ‍‌​ ‌ ​ ‍‌​ ‍​‌‍‌‍​ ‍​​‍‌‍‌ ‌​‌ ‍‌‌ ​​‌‍‌‌​ ‌‌‍‍​‌‍ ‌ ‌​‌‍‌‌‌‍ ​‌‌​ ‌‍‍‌‌ ‌​‌‍‌‌‌‌​​‌‍​‌‌‍‌ ‌‍‌‌​‍‌‍‌ ​​‌‍​‌‌ ‌​‌‍‍​​ ‌‌ ​​‌‍​‌‌‍‌ ‌‍‌‌‌​​‍‌ ‌‌‌‍‍‌‌‍ ​‌‍‌​‌‍‌‌‌ ​‍​‍‌‌​ ‌‌‌​​‍‌‌ ‌‍‍ ‌‍‌‌‌ ‍‌​‍‌‌​ ​ ‌​‌​​‍‌‌​ ​ ‌​‌​​‍‌‌​ ​‍​ ​‍​ ‌‍​ ‌​‌‍‌​​ ​‍‌‍‌‍​ ‍​​ ​ ​ ‌‌‌‍‌‍‌‍‌‍‌‍‌‌​ ‌​​‍‌‌​ ​‍​ ​‍​‍‌‌​ ‌‌‌​‌​​‍ ‍‌‍​ ‌‍ ‌‍ ‍‌ ‌​‌‍‌‌‌‍ ‍‌ ‌​​‍‌‌​ ‌‌‌​​‍‌‌ ‌‍‍ ‌‍‌‌‌ ‍‌​‍‌‌​ ​ ‌​‌​​‍‌‌​ ​ ‌​‌​​‍‌‌​ ​‍​ ​‍​ ​ ‌‍‌​‌‍​‌​ ​ ​ ‍​​ ​​‌‍​‌‌‍​‍​ ‌‍​ ​​‌‍‌‌​ ‌ ​‍‌‌​ ​‍​ ​‍​‍‌‌​ ‌‌‌​‌​​‍ ‍‌ ​​‌ ​‍‌‍‍‌‌‍ ‌‌‍​‌‌ ​‍‌ ‍‌‌​​ ‌ ‌​‌‍​‌​‍ ‍‌‍ ​‌‍​‌‌‍​‍‌‍‌‌‌‍ ​​‍‌‍‌ ​​‌‍‌‌‌ ​‍‌ ​ ‌ ​​‌‍‌‌‌‍​ ‌ ‌​‌‍‍‌‌ ‌‍‌‍‌‌​ ‌‌ ​​‌ ‌‌‌‍​‍‌‍ ​‌‍‍‌‌ ​ ‌‍‍​‌‍‌‌‌‍‌​​‍​‍‌ ‌
Open Rituals​​​​‌ ‍ ​‍​‍‌‍ ‌ ​‍‌‍‍‌‌‍‌ ‌‍‍‌‌‍ ‍​‍​‍​ ‍‍​‍​‍‌ ​ ‌‍​‌‌‍ ‍‌‍‍‌‌ ‌​‌ ‍‌​‍ ‍‌‍‍‌‌‍ ​‍​‍​‍ ​​‍​‍‌‍‍​‌ ​‍‌‍‌‌‌‍‌‍​‍​‍​ ‍‍​‍​‍‌‍‍​‌ ‌​‌ ‌​‌ ​​‌ ​ ​ ‍‍​‍ ​‍ ‌‍ ​​‍ ‌‌‍​‌‌‍ ‍‌‍‌​​‍ ‌‌ ​‍​‍ ‌‌‍‍​‌‍ ‌ ‌​‌‍‌‌‌‍ ​‌ ​ ​‍ ‌‌ ​ ‌ ‌​‌ ‌‌‌‍‌​‌‍‍‌‌‍ ​‍ ‍‌ ‌‍‌‍‌‌‌ ​‍‌‍​ ‌‍‌‌‌‍ ​​‍ ‍‌‍​‌‌ ​​‌ ​​​‍ ‌‍‍‌‌‍ ‍‌ ‌​‌‍‌‌‌‍ ‍‌ ‌​​‍ ‌‍‌‌‌‍‌​‌‍‍‌‌ ‌​​‍ ‌‍ ‌‌‍ ‌‍‌​‌‍‌‌​ ‌‌ ​​‌ ​‍‌‍‌‌‌ ​ ‌‍‌‌‌‍ ‍‌ ‌​‌‍​‌‌ ‌​‌‍‍‌‌‍ ‌‍ ‍​ ‍ ‌‍‍‌‌‍‌​​ ‌​ ​​​ ‌​​ ‌ ‌‍​‍​ ‌‍​ ​‍‌‍​‍​ ​‍​‍ ‌​ ​ ​ ​‍​ ‌‍​ ‌​​‍ ‌​ ‌​​ ​​​ ‍​‌‍‌​​‍ ‌‌‍​‍​ ‌ ‌‍​‍‌‍​ ​‍ ‌‌‍​ ​ ‌​‌‍​‌‌‍​‍‌‍‌‌​ ‌‌​ ‍‌​ ‌ ​ ‍‌​ ‍​‌‍‌‍​ ‍​​ ‍ ‌ ‌​‌ ‍‌‌ ​​‌‍‌‌​ ‌‌‍‍​‌‍ ‌ ‌​‌‍‌‌‌‍ ​‌‌​ ‌‍‍‌‌ ‌​‌‍‌‌‌‌​​‌‍​‌‌‍‌ ‌‍‌‌​ ‍ ‌ ​​‌‍​‌‌ ‌​‌‍‍​​ ‌‌ ​​‌‍​‌‌‍‌ ‌‍‌‌‌​​‍‌ ‌‌‌‍‍‌‌‍ ​‌‍‌​‌‍‌‌‌ ​‍​‍‌‌​ ‌‌‌​​‍‌‌ ‌‍‍ ‌‍‌‌‌ ‍‌​‍‌‌​ ​ ‌​‌​​‍‌‌​ ​ ‌​‌​​‍‌‌​ ​‍​ ​‍​ ‌‍​ ‌​‌‍‌​​ ​‍‌‍‌‍​ ‍​​ ​ ​ ‌‌‌‍‌‍‌‍‌‍‌‍‌‌​ ‌​​‍‌‌​ ​‍​ ​‍​‍‌‌​ ‌‌‌​‌​​‍ ‍‌‍​ ‌‍ ‌‍ ‍‌ ‌​‌‍‌‌‌‍ ‍‌ ‌​​‍‌‌​ ‌‌‌​​‍‌‌ ‌‍‍ ‌‍‌‌‌ ‍‌​‍‌‌​ ​ ‌​‌​​‍‌‌​ ​ ‌​‌​​‍‌‌​ ​‍​ ​‍​ ​ ‌‍​‍​ ​‍‌‍‌​​ ‌‍‌‍​‌​ ‍‌‌‍‌​​ ‍‌​ ‍‌‌‍​‍​ ​​​‍‌‌​ ​‍​ ​‍​‍‌‌​ ‌‌‌​‌​​‍ ‍‌ ‌​‌‍‍‌‌ ‌​‌‍ ​‌‍‌‌​ ‌‍​‍‌‍​‌‌ ​ ‌‍‌‌‌‌‌‌‌ ​‍‌‍ ​​ ‌‌‍‍​‌ ‌​‌ ‌​‌ ​​‌ ​ ​‍‌‌​ ​ ‌​​‌​‍‌‌​ ​‍‌​‌‍​‍‌‌​ ​‍‌​‌‍‌‍ ​​‍ ‌‌‍​‌‌‍ ‍‌‍‌​​‍ ‌‌ ​‍​‍ ‌‌‍‍​‌‍ ‌ ‌​‌‍‌‌‌‍ ​‌ ​ ​‍ ‌‌ ​ ‌ ‌​‌ ‌‌‌‍‌​‌‍‍‌‌‍ ​‍ ‍‌ ‌‍‌‍‌‌‌ ​‍‌‍​ ‌‍‌‌‌‍ ​​‍ ‍‌‍​‌‌ ​​‌ ​​​‍‌‍‌‍‍‌‌‍‌​​ ‌​ ​​​ ‌​​ ‌ ‌‍​‍​ ‌‍​ ​‍‌‍​‍​ ​‍​‍ ‌​ ​ ​ ​‍​ ‌‍​ ‌​​‍ ‌​ ‌​​ ​​​ ‍​‌‍‌​​‍ ‌‌‍​‍​ ‌ ‌‍​‍‌‍​ ​‍ ‌‌‍​ ​ ‌​‌‍​‌‌‍​‍‌‍‌‌​ ‌‌​ ‍‌​ ‌ ​ ‍‌​ ‍​‌‍‌‍​ ‍​​‍‌‍‌ ‌​‌ ‍‌‌ ​​‌‍‌‌​ ‌‌‍‍​‌‍ ‌ ‌​‌‍‌‌‌‍ ​‌‌​ ‌‍‍‌‌ ‌​‌‍‌‌‌‌​​‌‍​‌‌‍‌ ‌‍‌‌​‍‌‍‌ ​​‌‍​‌‌ ‌​‌‍‍​​ ‌‌ ​​‌‍​‌‌‍‌ ‌‍‌‌‌​​‍‌ ‌‌‌‍‍‌‌‍ ​‌‍‌​‌‍‌‌‌ ​‍​‍‌‌​ ‌‌‌​​‍‌‌ ‌‍‍ ‌‍‌‌‌ ‍‌​‍‌‌​ ​ ‌​‌​​‍‌‌​ ​ ‌​‌​​‍‌‌​ ​‍​ ​‍​ ‌‍​ ‌​‌‍‌​​ ​‍‌‍‌‍​ ‍​​ ​ ​ ‌‌‌‍‌‍‌‍‌‍‌‍‌‌​ ‌​​‍‌‌​ ​‍​ ​‍​‍‌‌​ ‌‌‌​‌​​‍ ‍‌‍​ ‌‍ ‌‍ ‍‌ ‌​‌‍‌‌‌‍ ‍‌ ‌​​‍‌‌​ ‌‌‌​​‍‌‌ ‌‍‍ ‌‍‌‌‌ ‍‌​‍‌‌​ ​ ‌​‌​​‍‌‌​ ​ ‌​‌​​‍‌‌​ ​‍​ ​‍​ ​ ‌‍​‍​ ​‍‌‍‌​​ ‌‍‌‍​‌​ ‍‌‌‍‌​​ ‍‌​ ‍‌‌‍​‍​ ​​​‍‌‌​ ​‍​ ​‍​‍‌‌​ ‌‌‌​‌​​‍ ‍‌ ‌​‌‍‍‌‌ ‌​‌‍ ​‌‍‌‌​‍‌‍‌ ​​‌‍‌‌‌ ​‍‌ ​ ‌ ​​‌‍‌‌‌‍​ ‌ ‌​‌‍‍‌‌ ‌‍‌‍‌‌​ ‌‌ ​​‌ ‌‌‌‍​‍‌‍ ​‌‍‍‌‌ ​ ‌‍‍​‌‍‌‌‌‍‌​​‍​‍‌ ‌